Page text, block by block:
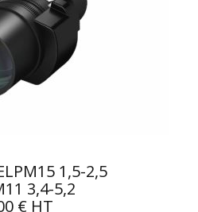
1,5-2,5
3,4-5,2
€ HT